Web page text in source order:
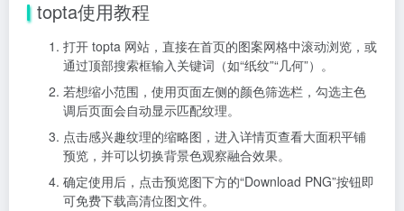
topta使用教程
打开 topta 网站，直接在首页的图案网格中滚动浏览，或
通过顶部搜索框输入关键词（如“纸纹”“几何”）。
若想缩小范围，使用页面左侧的颜色筛选栏，勾选主色
调后页面会自动显示匹配纹理。
点击感兴趣纹理的缩略图，进入详情页查看大面积平铺
预览，并可以切换背景色观察融合效果。
确定使用后，点击预览图下方的“Download PNG”按钮即
可免费下载高清位图文件。